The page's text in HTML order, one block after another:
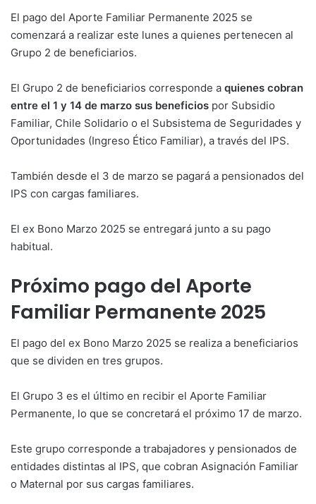
El pago del Aporte Familiar Permanente 2025 se
comenzará a realizar este lunes a quienes pertenecen al
Grupo 2 de beneficiarios.
El Grupo 2 de beneficiarios corresponde a quienes cobran
entre el 1 y 14 de marzo sus beneficios por Subsidio
Familiar, Chile Solidario o el Subsistema de Seguridades y
Oportunidades (Ingreso Ético Familiar), a través del IPS.
También desde el 3 de marzo se pagará a pensionados del
IPS con cargas familiares.
El ex Bono Marzo 2025 se entregará junto a su pago
habitual.
Próximo pago del Aporte
Familiar Permanente 2025
El pago del ex Bono Marzo 2025 se realiza a beneficiarios
que se dividen en tres grupos.
El Grupo 3 es el último en recibir el Aporte Familiar
Permanente, lo que se concretará el próximo 17 de marzo.
Este grupo corresponde a trabajadores y pensionados de
entidades distintas al IPS, que cobran Asignación Familiar
o Maternal por sus cargas familiares.